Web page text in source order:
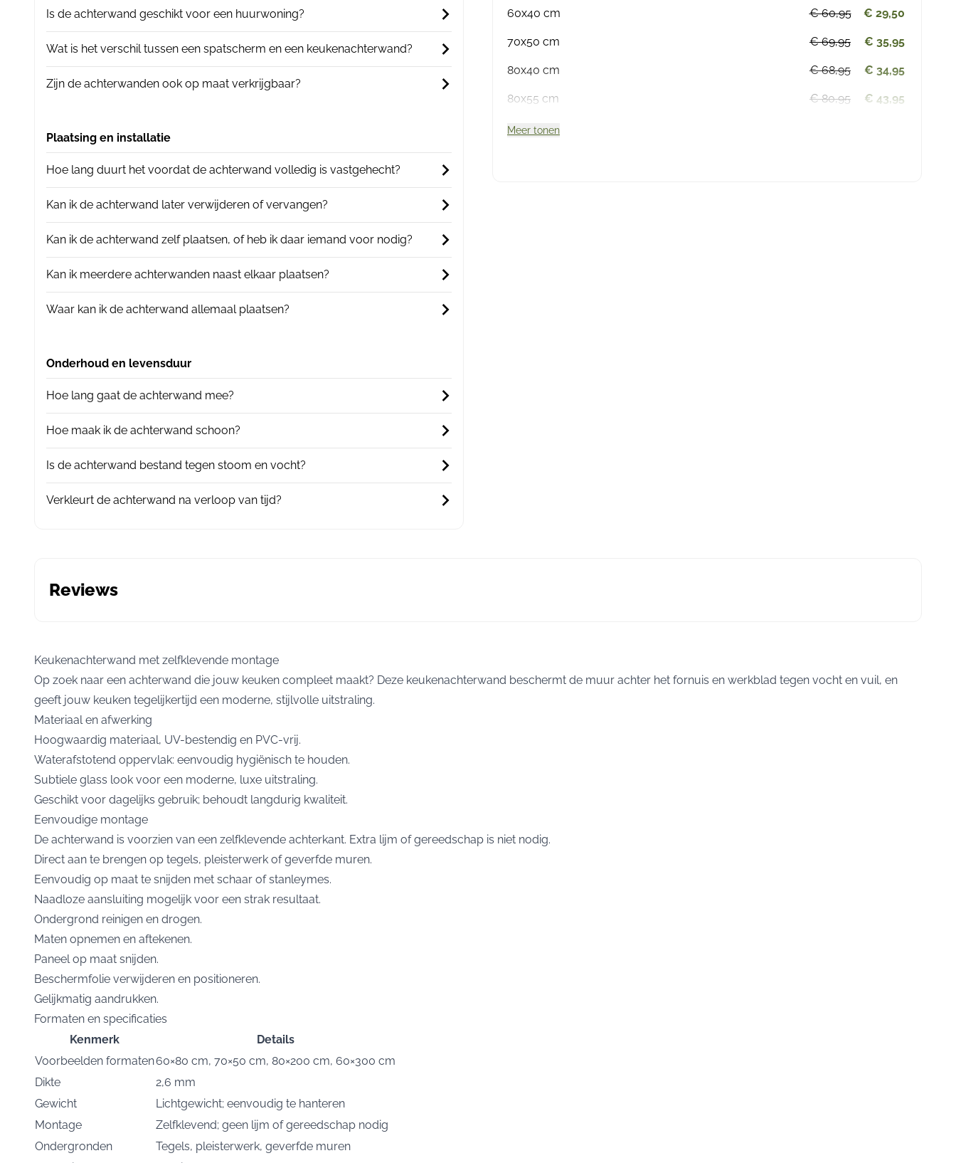
Is de achterwand geschikt voor een huurwoning?
Wat is het verschil tussen een spatscherm en een keukenachterwand?
Zijn de achterwanden ook op maat verkrijgbaar?
Plaatsing en installatie
Hoe lang duurt het voordat de achterwand volledig is vastgehecht?
Kan ik de achterwand later verwijderen of vervangen?
Kan ik de achterwand zelf plaatsen, of heb ik daar iemand voor nodig?
Kan ik meerdere achterwanden naast elkaar plaatsen?
Waar kan ik de achterwand allemaal plaatsen?
Onderhoud en levensduur
Hoe lang gaat de achterwand mee?
Hoe maak ik de achterwand schoon?
Is de achterwand bestand tegen stoom en vocht?
Verkleurt de achterwand na verloop van tijd?
60x40 cm
70x50 cm
80x40 cm
80x55 cm
€ 60,95
€ 69,95
€ 68,95
€ 80,95
€ 29,50
€ 35,95
€ 34,95
€ 43,95
Meer tonen
Reviews
Keukenachterwand met zelfklevende montage
Op zoek naar een achterwand die jouw keuken compleet maakt? Deze keukenachterwand beschermt de muur achter het fornuis en werkblad tegen vocht en vuil, en
geeft jouw keuken tegelijkertijd een moderne, stijlvolle uitstraling.
Materiaal en afwerking
Hoogwaardig materiaal, UV-bestendig en PVC-vrij.
Waterafstotend oppervlak: eenvoudig hygiënisch te houden.
Subtiele glass look voor een moderne, luxe uitstraling.
Geschikt voor dagelijks gebruik; behoudt langdurig kwaliteit.
Eenvoudige montage
De achterwand is voorzien van een zelfklevende achterkant. Extra lijm of gereedschap is niet nodig.
Direct aan te brengen op tegels, pleisterwerk of geverfde muren.
Eenvoudig op maat te snijden met schaar of stanleymes.
Naadloze aansluiting mogelijk voor een strak resultaat.
Ondergrond reinigen en drogen.
Maten opnemen en aftekenen.
Paneel op maat snijden.
Beschermfolie verwijderen en positioneren.
Gelijkmatig aandrukken.
Formaten en specificaties
Kenmerk
Details
Voorbeelden formaten60×80 cm, 70×50 cm, 80×200 cm, 60×300 cm
Dikte
2,6 mm
Gewicht
Lichtgewicht; eenvoudig te hanteren
Montage
Zelfklevend; geen lijm of gereedschap nodig
Ondergronden
Tegels, pleisterwerk, geverfde muren